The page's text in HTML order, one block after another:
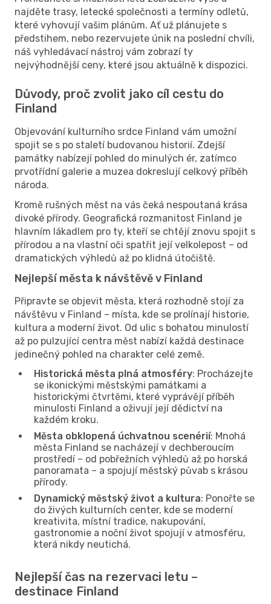
najděte trasy, letecké společnosti a termíny odletů,
které vyhovují vašim plánům. Ať už plánujete s
předstihem, nebo rezervujete únik na poslední chvíli,
náš vyhledávací nástroj vám zobrazí ty
nejvýhodnější ceny, které jsou aktuálně k dispozici.
Důvody, proč zvolit jako cíl cestu do
Finland
Objevování kulturního srdce Finland vám umožní
spojit se s po staletí budovanou historií. Zdejší
památky nabízejí pohled do minulých ér, zatímco
prvotřídní galerie a muzea dokreslují celkový příběh
národa.
Kromě rušných měst na vás čeká nespoutaná krása
divoké přírody. Geografická rozmanitost Finland je
hlavním lákadlem pro ty, kteří se chtějí znovu spojit s
přírodou a na vlastní oči spatřit její velkolepost – od
dramatických výhledů až po klidná útočiště.
Nejlepší města k návštěvě v Finland
Připravte se objevit města, která rozhodně stojí za
návštěvu v Finland – místa, kde se prolínají historie,
kultura a moderní život. Od ulic s bohatou minulostí
až po pulzující centra měst nabízí každá destinace
jedinečný pohled na charakter celé země.
Historická města plná atmosféry: Procházejte
se ikonickými městskými památkami a
historickými čtvrtěmi, které vyprávějí příběh
minulosti Finland a oživují její dědictví na
každém kroku.
Města obklopená úchvatnou scenérií: Mnohá
města Finland se nacházejí v dechberoucím
prostředí – od pobřežních výhledů až po horská
panoramata – a spojují městský půvab s krásou
přírody.
Dynamický městský život a kultura: Ponořte se
do živých kulturních center, kde se moderní
kreativita, místní tradice, nakupování,
gastronomie a noční život spojují v atmosféru,
která nikdy neutichá.
Nejlepší čas na rezervaci letu –
destinace Finland